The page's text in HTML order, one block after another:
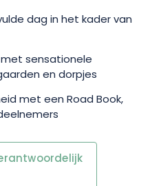
dag in het kader van
sensationele
en dorpjes
met een Road Book,